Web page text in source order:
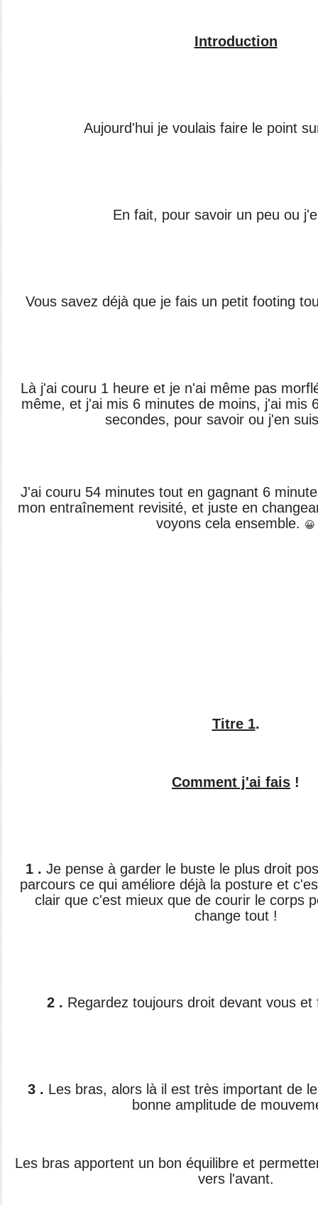
Introduction
Aujourd'hui je voulais faire le point
En fait, pour savoir un peu ou
Vous savez déjà que je fais un petit footing
Là j'ai couru 1 heure et je n'ai même pas
même, et j'ai mis 6 minutes de moins, j'ai mis
secondes, pour savoir ou j'en
J'ai couru 54 minutes tout en gagnant 6
mon entraînement revisité, et juste en
voyons cela ensemble. 😀
Titre 1.
Comment j'ai fais !
1 . Je pense à garder le buste le plus droit
parcours ce qui améliore déjà la posture et
clair que c'est mieux que de courir le corps
change tout !
2 . Regardez toujours droit devant vous
3 . Les bras, alors là il est très important de
bonne amplitude de
Les bras apportent un bon équilibre et
vers l'avant.